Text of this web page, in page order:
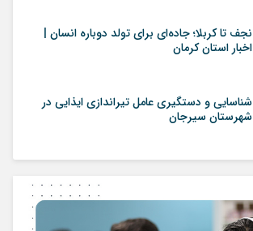
نجف تا کربلا؛ جاده‌ای برای تولد دوباره انسان |
اخبار استان کرمان
شناسایی و دستگیری عامل تیراندازی ایذایی در
شهرستان سیرجان